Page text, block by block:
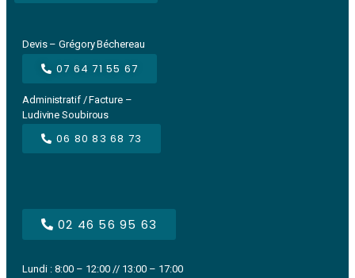
Devis – Grégory Béchereau
07 64 71 55 67
Administratif / Facture –
Ludivine Soubirous
06 80 83 68 73
02 46 56 95 63
Lundi : 8:00 – 12:00 // 13:00 – 17:00